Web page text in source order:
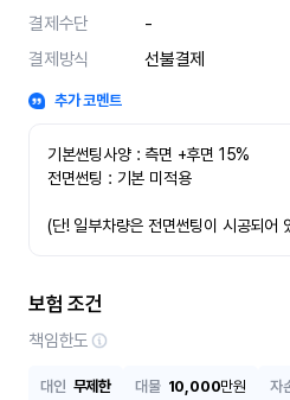
결제수단
-
결제방식
선불결제
추가 코멘트
기본썬팅사양 : 측면 +후면 15%
전면썬팅 : 기본 미적용
(단! 일부차량은 전면썬팅이 시공되어
보험 조건
책임한도
대인 무제한 대물 10,000만원 자